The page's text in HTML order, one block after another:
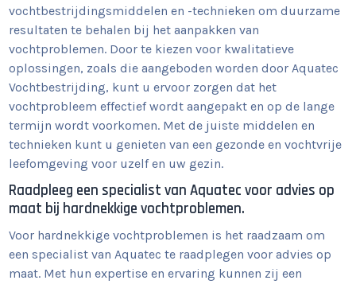
vochtbestrijdingsmiddelen en -technieken om duurzame
resultaten te behalen bij het aanpakken van
vochtproblemen. Door te kiezen voor kwalitatieve
oplossingen, zoals die aangeboden worden door Aquatec
Vochtbestrijding, kunt u ervoor zorgen dat het
vochtprobleem effectief wordt aangepakt en op de lange
termijn wordt voorkomen. Met de juiste middelen en
technieken kunt u genieten van een gezonde en vochtvrije
leefomgeving voor uzelf en uw gezin.
Raadpleeg een specialist van Aquatec voor advies op
maat bij hardnekkige vochtproblemen.
Voor hardnekkige vochtproblemen is het raadzaam om
een specialist van Aquatec te raadplegen voor advies op
maat. Met hun expertise en ervaring kunnen zij een